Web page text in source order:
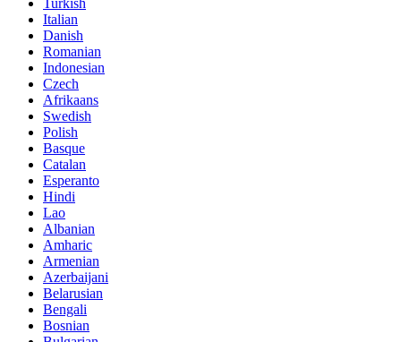
Italian
Danish
Romanian
Indonesian
Czech
Afrikaans
Swedish
Polish
Basque
Catalan
Esperanto
Hindi
Lao
Albanian
Amharic
Armenian
Azerbaijani
Belarusian
Bengali
Bosnian